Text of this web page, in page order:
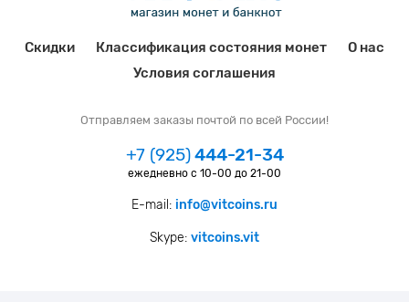
Скидки Классификация состояния монет
О нас
Условия соглашения
Отправляем заказы почтой по всей России!
+7 (925)444-21-34
ежедневно с 10-00 до 21-00
E-mail: info@vitcoins.ru
Skype: vitcoins.vit